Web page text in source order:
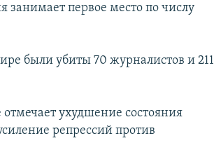
занимает первое место по числу
были убиты 70 журналистов и 211
ухудшение состояния
репрессий против